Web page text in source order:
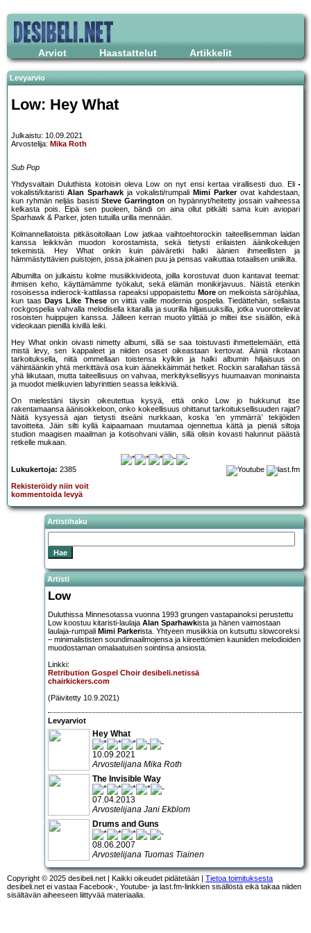
Arviot Haastattelut Artikkelit
Levyarvio
Low: Hey What
Julkaistu: 10.09.2021
Arvostelija: Mika Roth
Sub Pop
Yhdysvaltain Duluthista kotoisin oleva Low on nyt ensi kertaa virallisesti duo. Eli
vokalisti/kitaristi Alan Sparhawk ja vokalisti/rumpali Mimi Parkerovat kahdestaan,
kun ryhmän neljäs basisti Steve Garrington on hypännyt/heitetty jossain vaiheessa
kelkasta pois. Eipä sen puoleen, bändi on aina ollut pitkälti sama kuin aviopari
Sparhawk & Parker, joten tutuilla urilla mennään.
Kolmannellatoista pitkäsoitollaan Low jatkaa vaihtoehtorockin taiteellisemman laidan
kanssa leikkivän muodon korostamista, sekä tietysti erilaisten äänikokeilujen
tekemistä. Hey What onkin kuin päiväretki halki äänien ihmeellisten ja
hämmästyttävien puistojen, jossa jokainen puu ja pensas vaikuttaa totaalisen uniikilta.
Albumilta on julkaistu kolme musiikkivideota, joilla korostuvat duon kantavat teemat:
ihmisen keho, käyttämämme työkalut, sekä elämän monikirjavuus. Näistä etenkin
rosoisessa indierock-kattilassa rapeaksi uppopaistettu Moreon melkoista säröjuhlaa,
kun taas Days Like Theseon viittä vaille modernia gospelia. Tiedättehän, sellaista
rockgospelia vahvalla melodisella kitaralla ja suurilla hiljaisuuksilla, jotka vuorottelevat
rosoisten huippujen kanssa. Jälleen kerran muoto ylittää jo miltei itse sisällön, eikä
videokaan pienillä kivillä leiki.
Hey What onkin oivasti nimetty albumi, sillä se saa toistuvasti ihmettelemään, että
mistä levy, sen kappaleet ja niiden osaset oikeastaan kertovat. Ääniä rikotaan
tarkoituksella, niitä ommellaan toistensa kylkiin ja halki albumin hiljaisuus on
vähintäänkin yhtä merkittävä osa kuin äänekkäimmät hetket. Rockin sarallahan tässä
yhä liikutaan, mutta taiteellisuus on vahvaa, merkityksellisyys huumaavan moninaista
ja muodot mielikuvien labyrinttien seassa leikkiviä.
On mielestäni täysin oikeutettua kysyä, että onko Low jo hukkunut itse
rakentamaansa äänisokkeloon, onko kokeellisuus ohittanut tarkoituksellisuuden rajat?
Näitä kysyessä ajan tietysti itseäni nurkkaan, koska ’en ymmärrä’ tekijöiden
tavoitteita. Jäin silti kyllä kaipaamaan muutamaa ojennettua kättä ja pieniä siltoja
studion maagisen maailman ja kotisohvani väliin, sillä olisin kovasti halunnut päästä
retkelle mukaan.
Lukukertoja: 2385
Rekisteröidy niin voit
kommentoida levyä
Artistihaku
Artisti
Low
Duluthissa Minnesotassa vuonna 1993 grungen vastapainoksi perustettu
Low koostuu kitaristi-laulaja Alan Sparhawkista ja hänen vaimostaan
laulaja-rumpali Mimi Parkerista. Yhtyeen musiikkia on kutsuttu slowcoreksi
– minimalististen soundimaailmojensa ja kiireettömien kauniiden melodioiden
muodostaman omalaatuisen sointinsa ansiosta.
Linkki:
Retribution Gospel Choir desibeli.netissä
chairkickers.com
(Päivitetty 10.9.2021)
Levyarviot
Hey What
10.09.2021
Arvostelijana Mika Roth
The Invisible Way
07.04.2013
Arvostelijana Jani Ekblom
Drums and Guns
08.06.2007
Arvostelijana Tuomas Tiainen
Copyright © 2025 desibeli.net | Kaikki oikeudet pidätetään | Tietoa toimituksesta
desibeli.net ei vastaa Facebook-, Youtube- ja last.fm-linkkien sisällöstä eikä takaa niiden
sisältävän aiheeseen liittyvää materiaalia.